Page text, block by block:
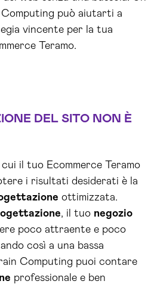
può aiutarti a
vincente per la tua
Teramo.
DEL SITO NON È
il tuo Ecommerce Teramo
i risultati desiderati è la
ottimizzata.
, il tuo negozio
poco attraente e poco
così a una bassa
Computing puoi contare
professionale e ben